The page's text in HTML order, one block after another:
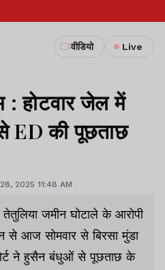
वीडियो Live
होटवार जेल में
ED की पूछताछ
2025 11:48 AM
जमीन घोटाले के आरोपी
आज सोमवार से बिरसा मुंडा
ने हुसैन बंधुओं से पूछताछ के